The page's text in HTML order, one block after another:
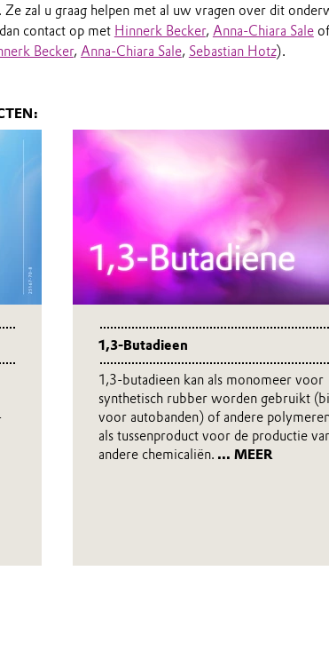
zal u graag helpen met al uw vragen over dit
contact op met Hinnerk Becker, Anna-Chiara Sale
Becker, Anna-Chiara Sale, Sebastian Hotz).
1,3-Butadieen
1,3-butadieen kan als monomeer voor
synthetisch rubber worden gebruikt
voor autobanden) of andere
als tussenproduct voor de productie
andere chemicaliën. ... MEER